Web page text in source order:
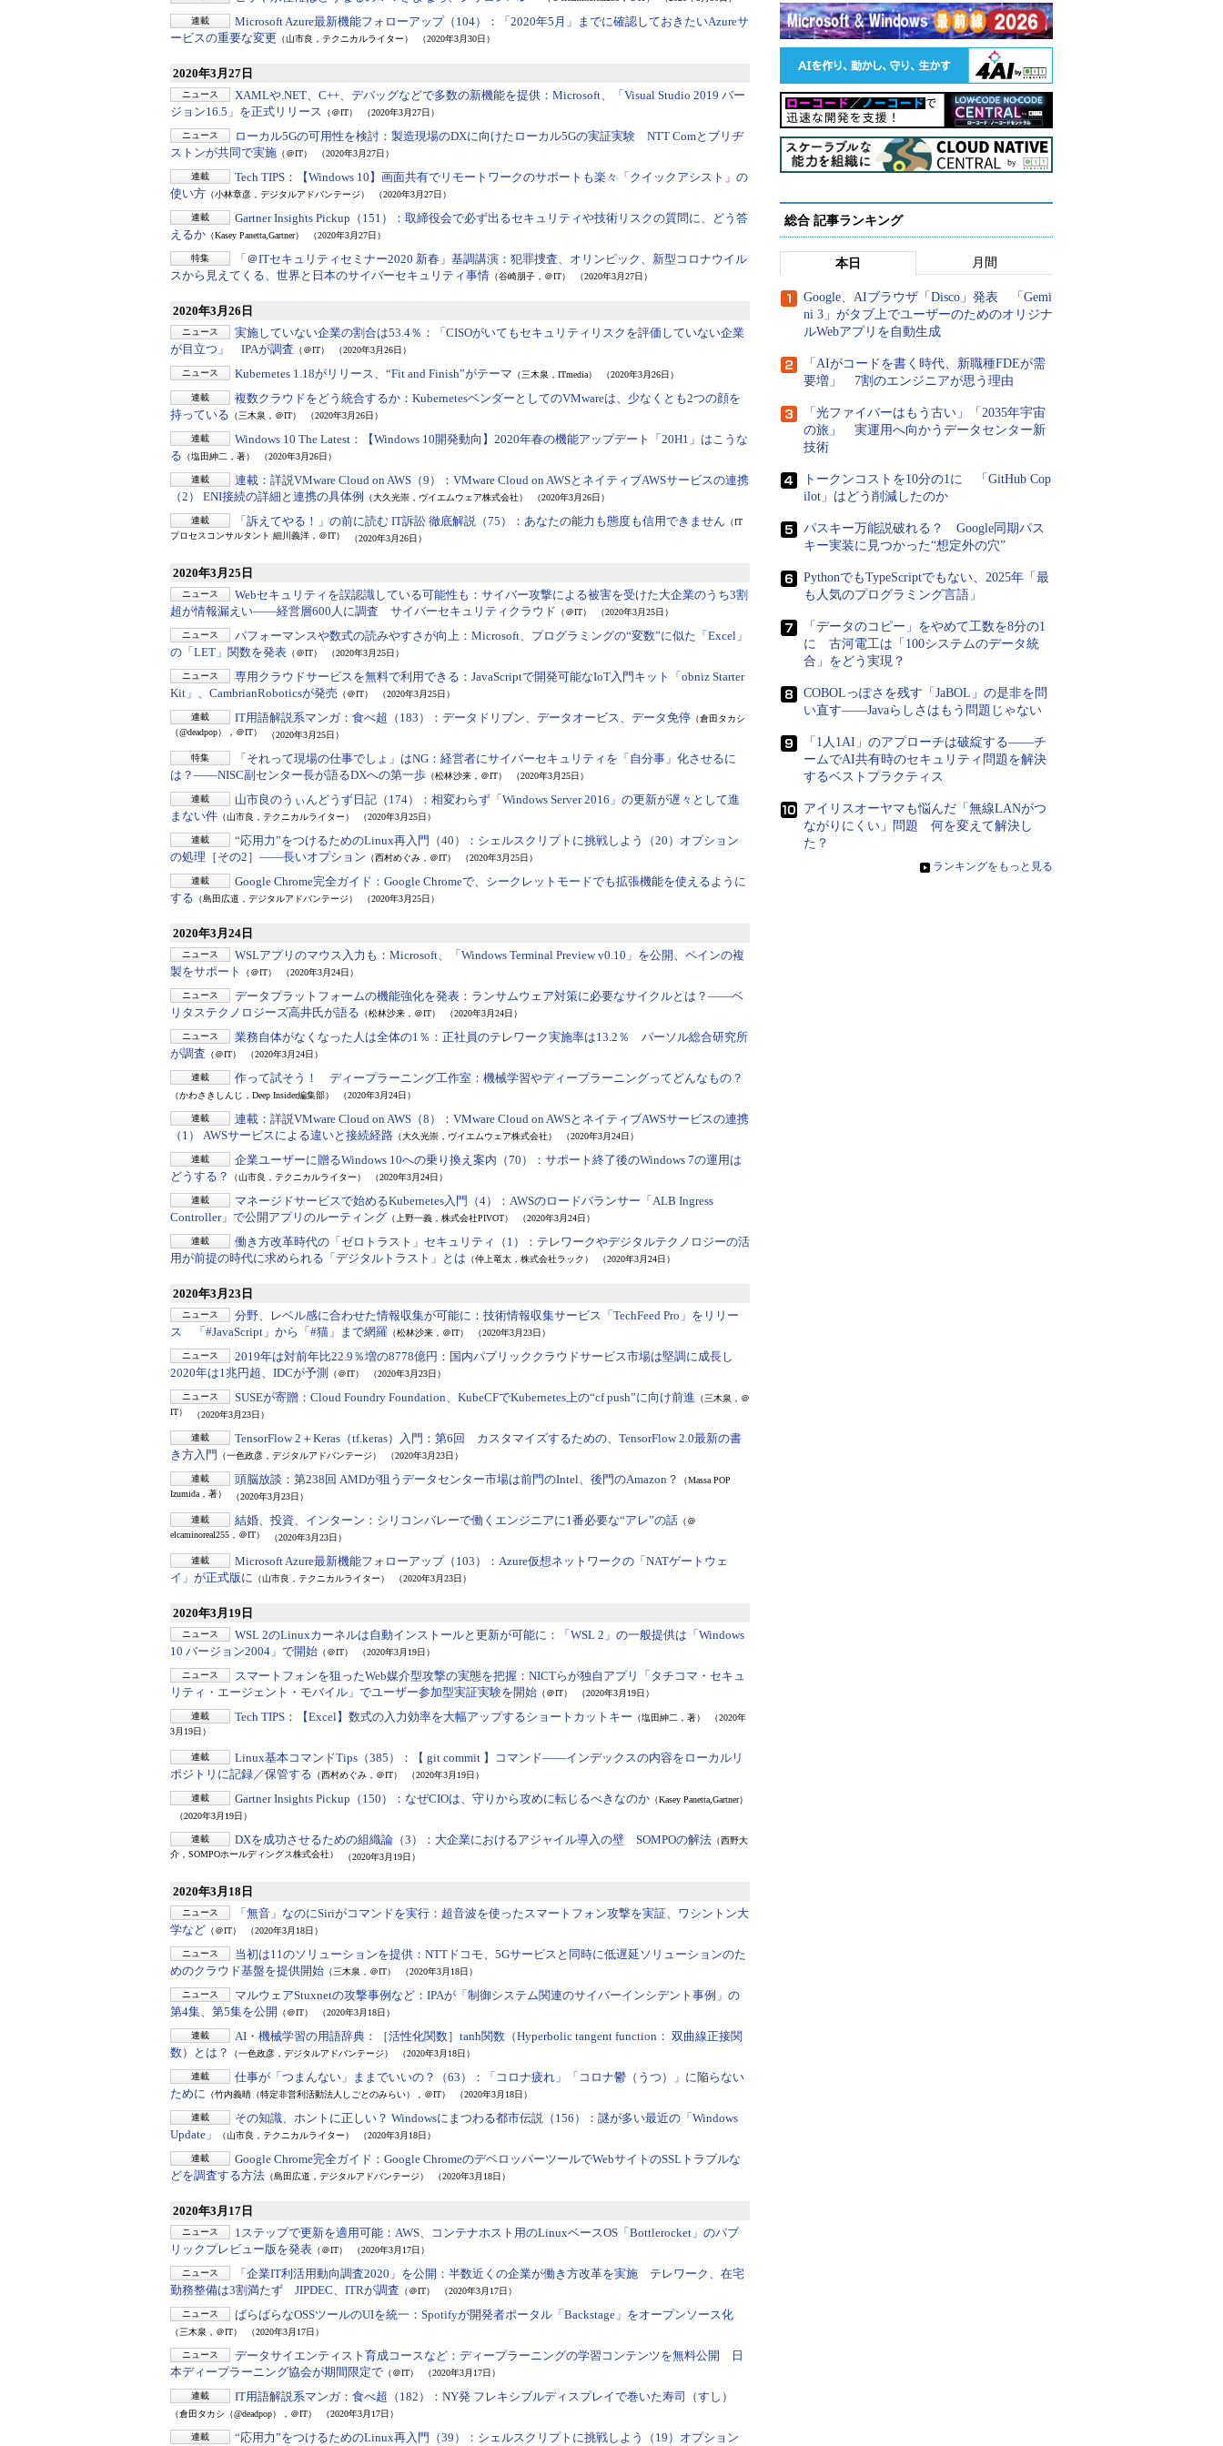
連載 Microsoft Azure最新機能フォローアップ（104）：
「2020年5月」までに確認しておきたいAzureサ
ービスの重要な変更 （山市良，テクニカルライター） （2020年3月30日）
2020年3月27日
ニュース XAMLや.NET、C++、デバッグなどで多数の新機能を提供： Microsoft、「Visual Studio 2019 バー
ジョン16.5」を正式リリース （＠IT） （2020年3月27日）
ニュース ローカル5Gの可用性を検討： 製造現場のDXに向けたローカル5Gの実証実験 NTT Comとブリヂ
ストンが共同で実施 （＠IT） （2020年3月27日）
連載 Tech TIPS：
【Windows 10】画面共有でリモートワークのサポートも楽々「クイックアシスト」の
使い方 （小林章彦，デジタルアドバンテージ） （2020年3月27日）
連載 Gartner Insights Pickup（151）： 取締役会で必ず出るセキュリティや技術リスクの質問に、どう答
えるか （Kasey Panetta,Gartner） （2020年3月27日）
特集 「＠ITセキュリティセミナー2020 新春」基調講演： 犯罪捜査、オリンピック、新型コロナウイル
スから見えてくる、世界と日本のサイバーセキュリティ事情 （谷崎朋子，＠IT） （2020年3月27日）
2020年3月26日
ニュース 実施していない企業の割合は53.4％：
「CISOがいてもセキュリティリスクを評価していない企業
が目立つ」 IPAが調査 （＠IT） （2020年3月26日）
ニュース Kubernetes 1.18がリリース、“Fit and Finish”がテーマ （三木泉，ITmedia） （2020年3月26日）
連載 複数クラウドをどう統合するか： KubernetesベンダーとしてのVMwareは、少なくとも2つの顔を
持っている （三木泉，＠IT） （2020年3月26日）
連載 Windows 10 The Latest：
【Windows 10開発動向】2020年春の機能アップデート「20H1」はこうな
る （塩田紳二，著） （2020年3月26日）
連載 連載：詳説VMware Cloud on AWS（9）： VMware Cloud on AWSとネイティブAWSサービスの連携
（2） ENI接続の詳細と連携の具体例
（大久光崇，ヴイエムウェア株式会社） （2020年3月26日）
連載 「訴えてやる！」の前に読む IT訴訟 徹底解説（75）： あなたの能力も態度も信用できません （IT
プロセスコンサルタント 細川義洋，＠IT） （2020年3月26日）
2020年3月25日
ニュース Webセキュリティを誤認識している可能性も： サイバー攻撃による被害を受けた大企業のうち3割
超が情報漏えい――経営層600人に調査 サイバーセキュリティクラウド （＠IT） （2020年3月25日）
ニュース パフォーマンスや数式の読みやすさが向上： Microsoft、プログラミングの“変数”に似た「Excel」
の「LET」関数を発表 （＠IT） （2020年3月25日）
ニュース 専用クラウドサービスを無料で利用できる： JavaScriptで開発可能なIoT入門キット「obniz Starter
Kit」、CambrianRoboticsが発売 （＠IT） （2020年3月25日）
連載 IT用語解説系マンガ：食べ超（183）： データドリブン、データオービス、データ免停 （倉田タカシ
（@deadpop），＠IT） （2020年3月25日）
特集 「それって現場の仕事でしょ」はNG： 経営者にサイバーセキュリティを「自分事」化させるに
は？――NISC副センター長が語るDXへの第一歩 （松林沙来，＠IT） （2020年3月25日）
連載 山市良のうぃんどうず日記（174）： 相変わらず「Windows Server 2016」の更新が遅々として進
まない件 （山市良，テクニカルライター） （2020年3月25日）
連載 “応用力”をつけるためのLinux再入門（40）： シェルスクリプトに挑戦しよう（20）オプション
の処理［その2］――長いオプション （西村めぐみ，＠IT） （2020年3月25日）
連載 Google Chrome完全ガイド： Google Chromeで、シークレットモードでも拡張機能を使えるように
する （島田広道，デジタルアドバンテージ） （2020年3月25日）
2020年3月24日
ニュース WSLアプリのマウス入力も： Microsoft、「Windows Terminal Preview v0.10」を公開、ペインの複
製をサポート
（＠IT） （2020年3月24日）
ニュース データプラットフォームの機能強化を発表： ランサムウェア対策に必要なサイクルとは？――ベ
リタステクノロジーズ高井氏が語る （松林沙来，＠IT） （2020年3月24日）
ニュース 業務自体がなくなった人は全体の1％： 正社員のテレワーク実施率は13.2％ パーソル総合研究所
が調査 （＠IT） （2020年3月24日）
連載 作って試そう！ ディープラーニング工作室： 機械学習やディープラーニングってどんなもの？
（かわさきしんじ，Deep Insider編集部） （2020年3月24日）
連載 連載：詳説VMware Cloud on AWS（8）： VMware Cloud on AWSとネイティブAWSサービスの連携
（1） AWSサービスによる違いと接続経路 （大久光崇，ヴイエムウェア株式会社） （2020年3月24日）
連載 企業ユーザーに贈るWindows 10への乗り換え案内（70）： サポート終了後のWindows 7の運用は
どうする？
（山市良，テクニカルライター） （2020年3月24日）
連載 マネージドサービスで始めるKubernetes入門（4）： AWSのロードバランサー「ALB Ingress
Controller」で公開アプリのルーティング （上野一義，株式会社PIVOT） （2020年3月24日）
連載 働き方改革時代の「ゼロトラスト」セキュリティ（1）： テレワークやデジタルテクノロジーの活
用が前提の時代に求められる「デジタルトラスト」とは （仲上竜太，株式会社ラック） （2020年3月24日）
2020年3月23日
ニュース 分野、レベル感に合わせた情報収集が可能に： 技術情報収集サービス「TechFeed Pro」をリリー
ス 「#JavaScript」から「#猫」まで網羅 （松林沙来，＠IT） （2020年3月23日）
ニュース 2019年は対前年比22.9％増の8778億円： 国内パブリッククラウドサービス市場は堅調に成長し
2020年は1兆円超、IDCが予測
（＠IT） （2020年3月23日）
ニュース SUSEが寄贈： Cloud Foundry Foundation、KubeCFでKubernetes上の“cf push”に向け前進 （三木泉，＠
IT） （2020年3月23日）
連載 TensorFlow 2＋Keras（tf.keras）入門： 第6回 カスタマイズするための、TensorFlow 2.0最新の書
き方入門
（一色政彦，デジタルアドバンテージ） （2020年3月23日）
連載 頭脳放談： 第238回 AMDが狙うデータセンター市場は前門のIntel、後門のAmazon？ （Massa POP
Izumida，著） （2020年3月23日）
連載 結婚、投資、インターン： シリコンバレーで働くエンジニアに1番必要な“アレ”の話 （＠
elcaminoreal255，＠IT） （2020年3月23日）
連載 Microsoft Azure最新機能フォローアップ（103）： Azure仮想ネットワークの「NATゲートウェ
イ」が正式版に （山市良，テクニカルライター） （2020年3月23日）
2020年3月19日
ニュース WSL 2のLinuxカーネルは自動インストールと更新が可能に：
「WSL 2」の一般提供は「Windows
10 バージョン2004」で開始 （＠IT） （2020年3月19日）
ニュース スマートフォンを狙ったWeb媒介型攻撃の実態を把握： NICTらが独自アプリ「タチコマ・セキュ
リティ・エージェント・モバイル」でユーザー参加型実証実験を開始 （＠IT） （2020年3月19日）
連載 Tech TIPS： 【Excel】数式の入力効率を大幅アップするショートカットキー （塩田紳二，著） （2020年
3月19日）
連載 Linux基本コマンドTips（385）：
【 git commit 】コマンド――インデックスの内容をローカルリ
ポジトリに記録／保管する （西村めぐみ，＠IT） （2020年3月19日）
連載 Gartner Insights Pickup（150）： なぜCIOは、守りから攻めに転じるべきなのか （Kasey Panetta,Gartner）
（2020年3月19日）
連載 DXを成功させるための組織論（3）： 大企業におけるアジャイル導入の壁 SOMPOの解法 （西野大
介，SOMPOホールディングス株式会社） （2020年3月19日）
2020年3月18日
ニュース 「無音」なのにSiriがコマンドを実行： 超音波を使ったスマートフォン攻撃を実証、ワシントン大
学など （＠IT） （2020年3月18日）
ニュース 当初は11のソリューションを提供： NTTドコモ、5Gサービスと同時に低遅延ソリューションのた
めのクラウド基盤を提供開始 （三木泉，＠IT） （2020年3月18日）
ニュース マルウェアStuxnetの攻撃事例など： IPAが「制御システム関連のサイバーインシデント事例」の
第4集、第5集を公開
（＠IT） （2020年3月18日）
連載 AI・機械学習の用語辞典：
［活性化関数］tanh関数（Hyperbolic tangent function： 双曲線正接関
数）とは？
（一色政彦，デジタルアドバンテージ） （2020年3月18日）
連載 仕事が「つまんない」ままでいいの？（63）：
「コロナ疲れ」「コロナ鬱（うつ）」に陥らない
ために （竹内義晴（特定非営利活動法人しごとのみらい），＠IT） （2020年3月18日）
連載 その知識、ホントに正しい？ Windowsにまつわる都市伝説（156）： 謎が多い最近の「Windows
Update」
（山市良，テクニカルライター） （2020年3月18日）
連載 Google Chrome完全ガイド： Google ChromeのデベロッパーツールでWebサイトのSSLトラブルな
どを調査する方法 （島田広道，デジタルアドバンテージ） （2020年3月18日）
2020年3月17日
ニュース 1ステップで更新を適用可能： AWS、コンテナホスト用のLinuxベースOS「Bottlerocket」のパブ
リックプレビュー版を発表 （＠IT） （2020年3月17日）
ニュース 「企業IT利活用動向調査2020」を公開： 半数近くの企業が働き方改革を実施 テレワーク、在宅
勤務整備は3割満たず JIPDEC、ITRが調査 （＠IT） （2020年3月17日）
ニュース ばらばらなOSSツールのUIを統一： Spotifyが開発者ポータル「Backstage」をオープンソース化
（三木泉，＠IT） （2020年3月17日）
ニュース データサイエンティスト育成コースなど： ディープラーニングの学習コンテンツを無料公開 日
本ディープラーニング協会が期間限定で （＠IT） （2020年3月17日）
連載 IT用語解説系マンガ：食べ超（182）： NY発 フレキシブルディスプレイで巻いた寿司（すし）
（倉田タカシ（@deadpop），＠IT） （2020年3月17日）
連載 “応用力”をつけるためのLinux再入門（39）： シェルスクリプトに挑戦しよう（19）オプション
総合 記事ランキング
本日 月間
Google、AIブラウザ「Disco」発表 「Gemi
ni 3」がタブ上でユーザーのためのオリジナ
ルWebアプリを自動生成
「AIがコードを書く時代、新職種FDEが需
要増」 7割のエンジニアが思う理由
「光ファイバーはもう古い」「2035年宇宙
の旅」 実運用へ向かうデータセンター新
技術
トークンコストを10分の1に 「GitHub Cop
ilot」はどう削減したのか
パスキー万能説破れる？ Google同期パス
キー実装に見つかった“想定外の穴”
PythonでもTypeScriptでもない、2025年「最
も人気のプログラミング言語」
「データのコピー」をやめて工数を8分の1
に 古河電工は「100システムのデータ統
合」をどう実現？
COBOLっぽさを残す「JaBOL」の是非を問
い直す――Javaらしさはもう問題じゃない
「1人1AI」のアプローチは破綻する――チ
ームでAI共有時のセキュリティ問題を解決
するベストプラクティス
アイリスオーヤマも悩んだ「無線LANがつ
ながりにくい」問題 何を変えて解決し
た？
» ランキングをもっと見る